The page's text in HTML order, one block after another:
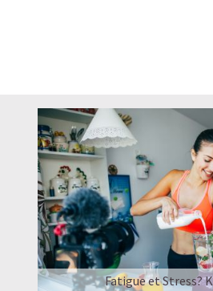
Fatigue et Stress?